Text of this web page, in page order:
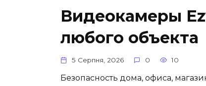
Видеокамеры
любого объекта
5 Серпня, 2026 0 10
Безопасность дома, офиса,